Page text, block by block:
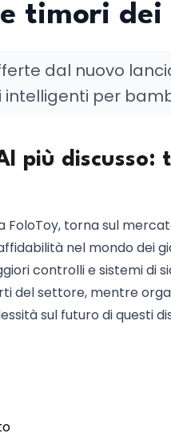
e timori
dal nuovo
intelligenti per
più discusso:
FoloToy, torna sul
nel mondo dei
controlli e sistemi di
del settore, mentre
sul futuro di questi